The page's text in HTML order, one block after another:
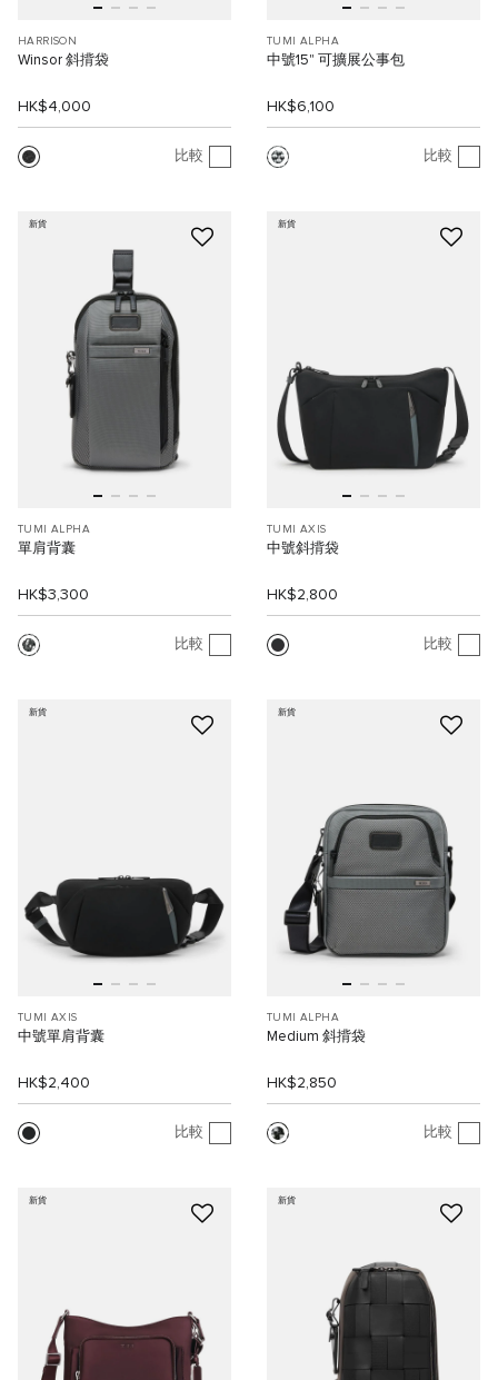
HARRISON
Winsor 斜揹袋
HK$4,000
比較
TUMI ALPHA
中號15" 可擴展公事包
HK$6,100
比較
新貨
TUMI ALPHA
單肩背囊
HK$3,300
比較
新貨
TUMI AXIS
中號斜揹袋
HK$2,800
比較
新貨
TUMI AXIS
中號單肩背囊
HK$2,400
比較
新貨
TUMI ALPHA
Medium 斜揹袋
HK$2,850
比較
新貨 新貨